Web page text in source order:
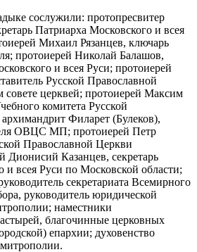
сослужили: протопресвитер
Патриарха Московского и всея
Михаил Рязанцев, ключарь
протоиерей Николай Балашов,
и всея Руси; протоиерей
Русской Православной
церквей; протоиерей Максим
комитета Русской
Филарет (Булеков),
ОВЦС МП; протоиерей Петр
Православной Церкви
Дионисий Казанцев, секретарь
и всея Руси по Московской области;
секретариата Всемирного
руководитель юридической
наместники
благочинные церковных
епархии; духовенство